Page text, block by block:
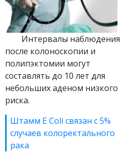
Интервалы наблюдения
после колоноскопии и
полипэктомии могут
составлять до 10 лет для
небольших аденом низкого
риска.
Штамм E Coli связан с 5%
случаев колоректального
рака